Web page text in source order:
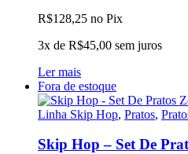
R$128,25 no Pix
3x de R$45,00 sem juros
Ler mais
Fora de estoque
Linha Skip Hop, Pratos,
Skip Hop – Set De